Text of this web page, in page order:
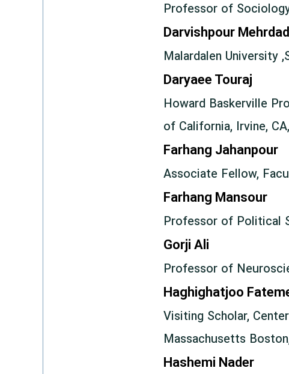
Professor of
Darvishpour Mehrdad
Malardalen University
Daryaee Touraj
Howard Baskerville
of California, Irvine,
Farhang Jahanpour
Associate Fellow,
Farhang Mansour
Professor of Political
Gorji Ali
Professor of
Haghighatjoo
Visiting Scholar,
Massachusetts
Hashemi Nader